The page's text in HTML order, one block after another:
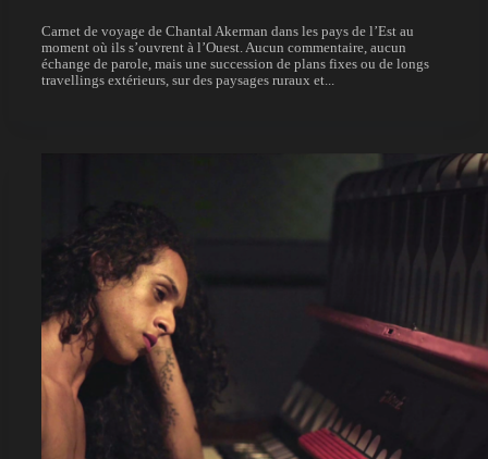
Carnet de voyage de Chantal Akerman dans les pays de l’Est au
moment où ils s’ouvrent à l’Ouest. Aucun commentaire, aucun
échange de parole, mais une succession de plans fixes ou de longs
travellings extérieurs, sur des paysages ruraux et...